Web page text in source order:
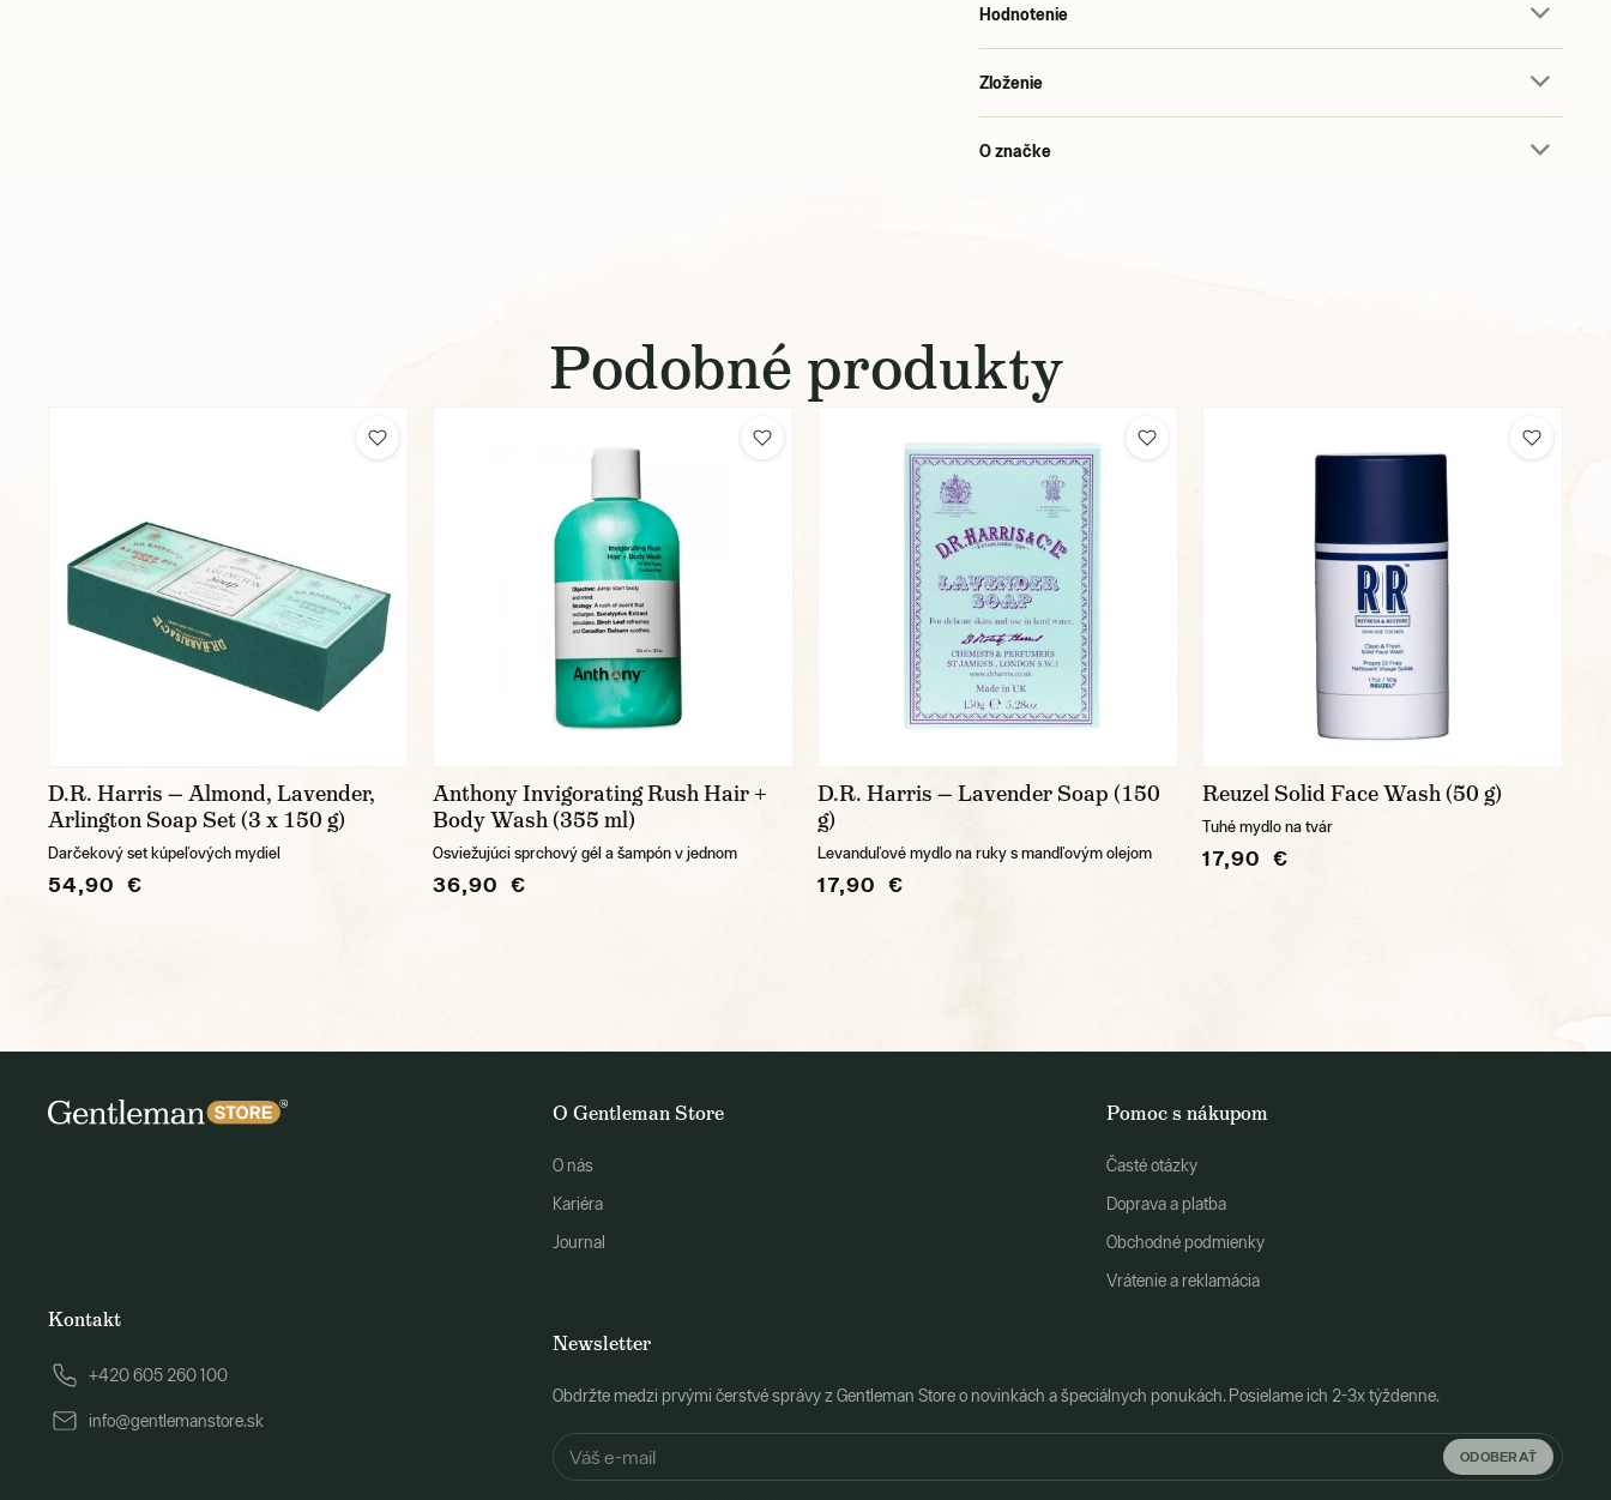
Hodnotenie
Zloženie
O značke
Podobné produkty
D.R. Harris — Almond, Lavender,
Arlington Soap Set (3 x 150 g)
Darčekový set kúpeľových mydiel
54,90 €
Anthony Invigorating Rush Hair +
Body Wash (355 ml)
Osviežujúci sprchový gél a šampón v jednom
36,90 €
D.R. Harris — Lavender Soap (150
g)
Levanduľové mydlo na ruky s mandľovým olejom
17,90 €
Reuzel Solid Face Wash (50 g)
Tuhé mydlo na tvár
17,90 €
O Gentleman Store
O nás
Kariéra
Journal
Pomoc s nákupom
Časté otázky
Doprava a platba
Obchodné podmienky
Vrátenie a reklamácia
Newsletter
Obdržte medzi prvými čerstvé správy z Gentleman Store o novinkách a špeciálnych ponukách. Posielame ich 2-3x týždenne.
ODOBERAŤ
Kontakt
+420 605 260 100
info@gentlemanstore.sk